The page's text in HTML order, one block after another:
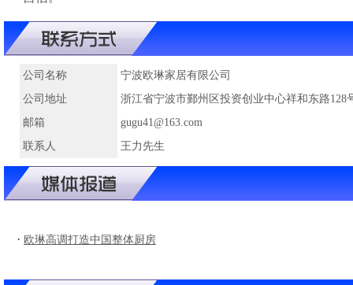
公司名称
宁波欧琳家居有限公司
公司地址
浙江省宁波市鄞州区投资创业中心祥和东路128
邮箱
gugu41@163.com
联系人
王力先生
· 欧琳高调打造中国整体厨房